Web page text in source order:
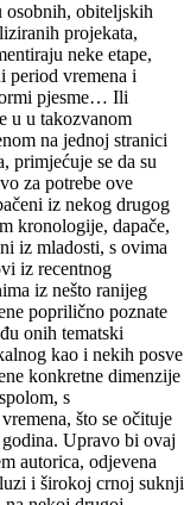
osobnih, obiteljskih
projekata,
neke etape,
period vremena i
pjesme… Ili
u u takozvanom
na jednoj stranici
primjećuje se da su
za potrebe ove
iz nekog drugog
kronologije, dapače,
iz mladosti, s ovima
iz recentnog
iz nešto ranijeg
poprilično poznate
onih tematski
kao i nekih posve
konkretne dimenzije
s
što se očituje
Upravo bi ovaj
autorica, odjevena
i širokoj crnoj suknji